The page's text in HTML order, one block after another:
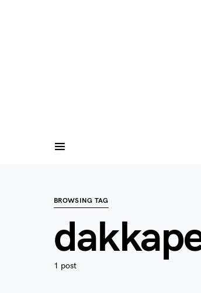
BROWSING TAG
1 post